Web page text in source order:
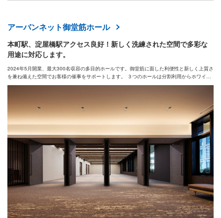
アーバンネット御堂筋ホール
本町駅、淀屋橋駅アクセス良好！新しく洗練された空間で多彩な
用途に対応します。
2024年5月開業、最大300名収容の多目的ホールです。御堂筋に面した利便性と新しく上質さ
を兼ね備えた空間でお客様の催事をサポートします。 ３つのホールは分割利用からホワイエ
＆屋外テラスも含めた完全貸切利用も可能です。 会議・セミナー・講演会から懇親会・展示